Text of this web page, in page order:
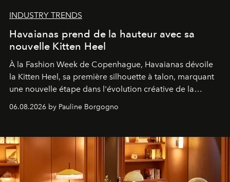
INDUSTRY TRENDS
Havaianas prend de la hauteur avec sa
nouvelle Kitten Heel
À la Fashion Week de Copenhague, Havaianas dévoile
la Kitten Heel, sa première silhouette à talon, marquant
une nouvelle étape dans l'évolution créative de la
06.08.2026 by Pauline Borgogno